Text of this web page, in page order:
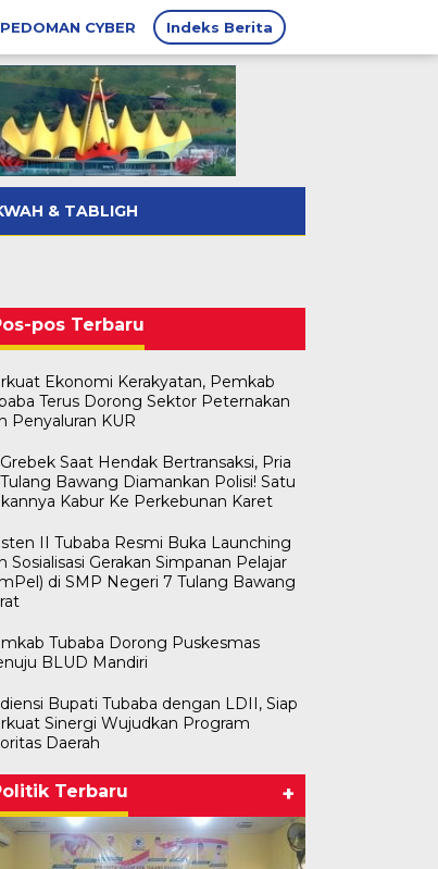
PEDOMAN CYBER Indeks Berita
& TABLIGH
pos Terbaru
Ekonomi Kerakyatan, Pemkab
Terus Dorong Sektor Peternakan
Penyaluran KUR
Saat Hendak Bertransaksi, Pria
Bawang Diamankan Polisi! Satu
Kabur Ke Perkebunan Karet
II Tubaba Resmi Buka Launching
Sosialisasi Gerakan Simpanan Pelajar
di SMP Negeri 7 Tulang Bawang
Tubaba Dorong Puskesmas
BLUD Mandiri
Bupati Tubaba dengan LDII, Siap
Sinergi Wujudkan Program
Daerah
Terbaru +
Tegaskan Sikap Siap
Dengan PWI Tulang
KABAR AKTUAL, POLITIK